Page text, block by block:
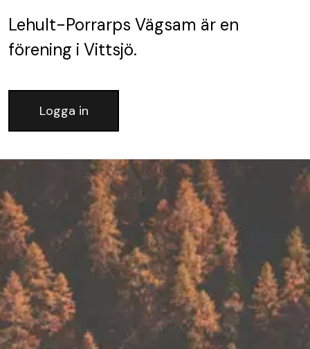
Lehult-Porrarps Vägsam är en
förening i Vittsjö.
Logga in